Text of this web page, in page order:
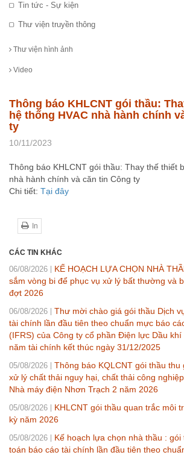
Tin tức - Sự kiện
Thư viện truyền thông
Thư viện hình ảnh
Video
Thông báo KHLCNT gói thầu:
hệ thống HVAC nhà hành chính
ty
10/11/2023
Thông báo KHLCNT gói thầu: Thay thế thiết
nhà hành chính và căn tin Công ty
Chi tiết: Tại đây
In
CÁC TIN KHÁC
06/08/2026
KẾ HOẠCH LỰA CHỌN NHÀ
sắm vòng bi để phục vụ xử lý bất thường và
đợt 2026
06/08/2026
Thư mời chào giá gói thầu Dịch
tài chính lần đầu tiên theo chuẩn mực báo
(IFRS) của Công ty cổ phần Điện lực Dầu
năm tài chính kết thúc ngày 31/12/2025
05/08/2026
Thông báo KQLCNT gói thầu thu
xử lý chất thải nguy hại, chất thải công
Nhà máy điện Nhơn Trạch 2 năm 2026
05/08/2026
KHLCNT gói thầu quan trắc môi
kỳ năm 2026
05/08/2026
Kế hoạch lựa chọn nhà thầu : gói
toán báo cáo tài chính lần đầu tiên theo